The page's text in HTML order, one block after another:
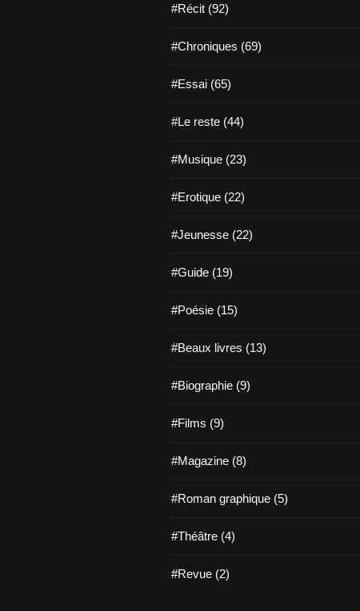
#Récit (92)
#Chroniques (69)
#Essai (65)
#Le reste (44)
#Musique (23)
#Erotique (22)
#Jeunesse (22)
#Guide (19)
#Poésie (15)
#Beaux livres (13)
#Biographie (9)
#Films (9)
#Magazine (8)
#Roman graphique (5)
#Théâtre (4)
#Revue (2)